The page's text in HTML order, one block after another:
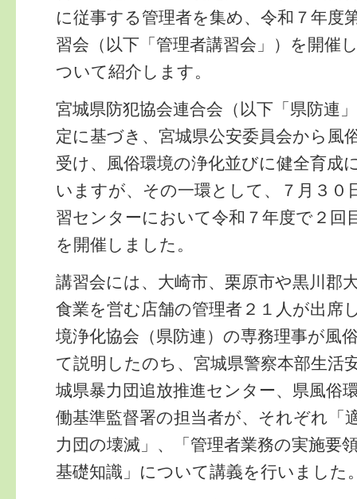
に従事する管理者を集め、令和７年度
習会（以下「管理者講習会」）を開催
ついて紹介します。
宮城県防犯協会連合会（以下「県防連
定に基づき、宮城県公安委員会から風
受け、風俗環境の浄化並びに健全育成
いますが、その一環として、７月３０
習センターにおいて令和７年度で２回
を開催しました。
講習会には、大崎市、栗原市や黒川郡
食業を営む店舗の管理者２１人が出席
境浄化協会（県防連）の専務理事が風
て説明したのち、宮城県警察本部生活
城県暴力団追放推進センター、県風俗
働基準監督署の担当者が、それぞれ「
力団の壊滅」、「管理者業務の実施要
基礎知識」について講義を行いました